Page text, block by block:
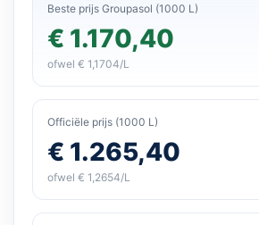
Beste prijs Groupasol (1000 L)
€ 1.170,40
ofwel € 1,1704/L
Officiële prijs (1000 L)
€ 1.265,40
ofwel € 1,2654/L